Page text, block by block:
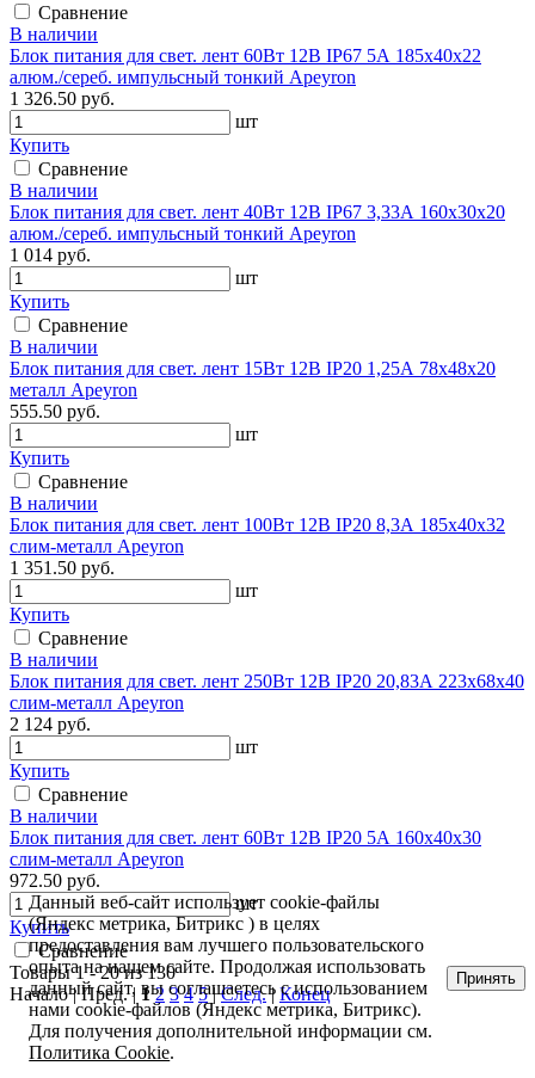
Сравнение
В наличии
Блок питания для свет. лент 60Вт 12В IP67 5А 185х40х22
алюм./сереб. импульсный тонкий Apeyron
1 326.50 руб.
шт
Купить
Сравнение
В наличии
Блок питания для свет. лент 40Вт 12В IP67 3,33А 160х30х20
алюм./сереб. импульсный тонкий Apeyron
1 014 руб.
шт
Купить
Сравнение
В наличии
Блок питания для свет. лент 15Вт 12В IP20 1,25А 78х48х20
металл Apeyron
555.50 руб.
шт
Купить
Сравнение
В наличии
Блок питания для свет. лент 100Вт 12В IP20 8,3А 185х40х32
слим-металл Apeyron
1 351.50 руб.
шт
Купить
Сравнение
В наличии
Блок питания для свет. лент 250Вт 12В IP20 20,83А 223х68х40
слим-металл Apeyron
2 124 руб.
шт
Купить
Сравнение
В наличии
Блок питания для свет. лент 60Вт 12В IP20 5А 160х40х30
слим-металл Apeyron
972.50 руб.
шт
Купить
Сравнение
Товары 1 - 20 из 130
Начало | Пред. | 1 2 3 4 5|След.|Конец
Данный веб-сайт использует cookie-файлы
(Яндекс метрика, Битрикс ) в целях
предоставления вам лучшего пользовательского
опыта на нашем сайте. Продолжая использовать
данный сайт, вы соглашаетесь с использованием
нами cookie-файлов (Яндекс метрика, Битрикс).
Для получения дополнительной информации см.
Политика Cookie.
Принять